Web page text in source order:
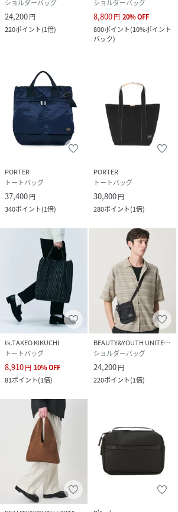
ショルダーバッグ
24,200円
220ポイント(1倍)
ショルダーバッグ
8,800円 20%OFF
800ポイント(10%ポイント
バック)
PORTER
トートバッグ
37,400円
340ポイント(1倍)
PORTER
トートバッグ
30,800円
280ポイント(1倍)
tk.TAKEO KIKUCHI
トートバッグ
8,910円 10%OFF
81ポイント(1倍)
BEAUTY&YOUTH UNITED ARROWS
ショルダーバッグ
24,200円
220ポイント(1倍)